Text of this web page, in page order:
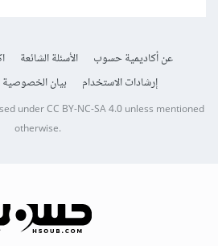
عن أكاديمية حسوب الأسئلة الشائعة
إرشادات الاستخدام
بيان الخصوصية
underCC BY-NC-SA 4.0unless mentioned
otherwise.